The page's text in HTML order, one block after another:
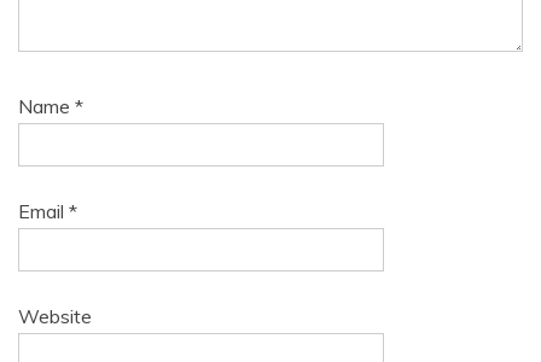
Name *
Email *
Website